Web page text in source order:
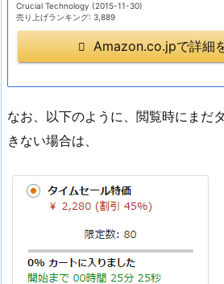
Crucial Technology (2015-11-30)
売り上げランキング: 3,889
Amazon.co.jpで詳細
なお、以下のように、閲覧時にまだ
きない場合は、